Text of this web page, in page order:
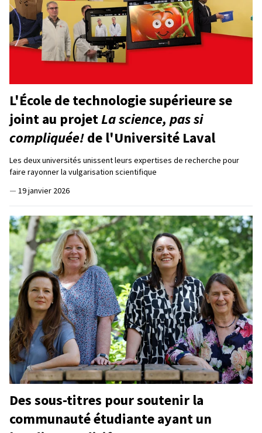
L'École de technologie supérieure se
joint au projetLa science, pas si
compliquée!de l'Université Laval
Les deux universités unissent leurs expertises de recherche pour
faire rayonner la vulgarisation scientifique
— 19 janvier 2026
Des sous-titres pour soutenir la
communauté étudiante ayant un